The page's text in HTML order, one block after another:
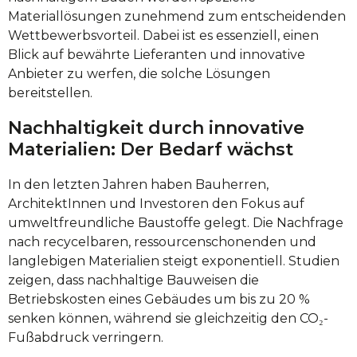
Materiallösungen zunehmend zum entscheidenden
Wettbewerbsvorteil. Dabei ist es essenziell, einen
Blick auf bewährte Lieferanten und innovative
Anbieter zu werfen, die solche Lösungen
bereitstellen.
Nachhaltigkeit durch innovative
Materialien: Der Bedarf wächst
In den letzten Jahren haben Bauherren,
ArchitektInnen und Investoren den Fokus auf
umweltfreundliche Baustoffe gelegt. Die Nachfrage
nach recycelbaren, ressourcenschonenden und
langlebigen Materialien steigt exponentiell. Studien
zeigen, dass nachhaltige Bauweisen die
Betriebskosten eines Gebäudes um bis zu 20 %
senken können, während sie gleichzeitig den CO₂-
Fußabdruck verringern.